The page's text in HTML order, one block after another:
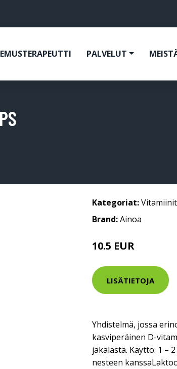
PALVELUT
Kategoriat:Vitamiinit
Brand:Ainoa
10.5 EUR
LISÄTIETOJA
Yhdistelmä, jossa
kasviperäinen D-
jäkälästä. Käyttö: 1 –
nesteen